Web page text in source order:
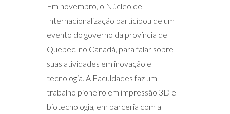
Em novembro, o Núcleo de
Internacionalização participou de um
evento do governo da província de
Quebec, no Canadá, para falar sobre
suas atividades em inovação e
tecnologia. A Faculdades faz um
trabalho pioneiro em impressão 3D e
biotecnologia, em parceria com a